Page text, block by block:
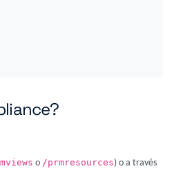
o /prmresources) o a través